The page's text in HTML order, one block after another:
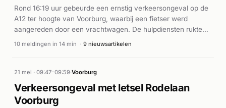
Rond 16:19 uur gebeurde een ernstig verkeersongeval op de
A12 ter hoogte van Voorburg, waarbij een fietser werd
aangereden door een vrachtwagen. De hulpdiensten rukten
massaal uit: meerdere ambulances (A1 en A2), politie- en
afrit A12 bij Voorburg 4 en de Utrechtse Baan. Volgens AD.nl
raakte een fietser ernstig gewond bij de aanrijding met de
vrachtwagen. De ongevallen response was omvangrijk met
herhaalde meldingen tussen 16:19 en 16:40 uur, wat duidt op
10 meldingen in 14 min · 9 nieuwsartikelen
21 mei · 09:47–09:59·Voorburg
Verkeersongeval met letsel Rodelaan
Voorburg